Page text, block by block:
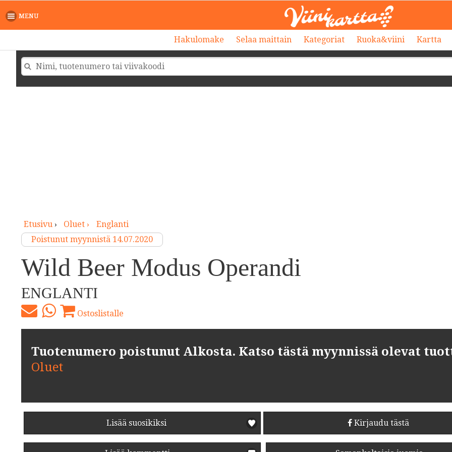
MENU
Hakulomake Selaa maittain Kategoriat Ruoka&viini Kartta
Etusivu› Oluet ›
Englanti
Poistunut myynnistä 14.07.2020
Wild Beer Modus Operandi
ENGLANTI
Ostoslistalle
Tuotenumero poistunut Alkosta. Katso tästä myynnissä olevat
Oluet
Lisää suosikiksi Kirjaudu tästä